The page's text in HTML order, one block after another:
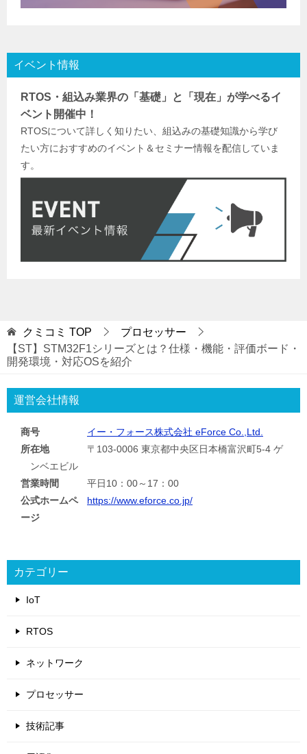
イベント情報
RTOS・組込み業界の「基礎」と「現在」が学べるイ
ベント開催中！
RTOSについて詳しく知りたい、組込みの基礎知識から学び
たい方におすすめのイベント＆セミナー情報を配信していま
す。
クミコミ TOP
プロセッサー
【ST】STM32F1シリーズとは？仕様・機能・評価ボード・
開発環境・対応OSを紹介
運営会社情報
商号
イー・フォース株式会社 eForce Co.,Ltd.
所在地
〒103-0006 東京都中央区日本橋富沢町5-4 ゲ
ンベエビル
営業時間
平日10：00～17：00
公式ホームペ
ージ
https://www.eforce.co.jp/
カテゴリー
IoT
RTOS
ネットワーク
プロセッサー
技術記事